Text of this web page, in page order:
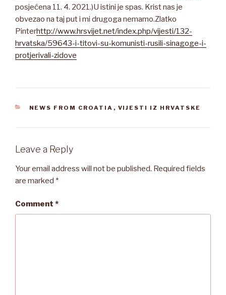
posjećena 11. 4. 2021.)U istini je spas. Krist nas je
obvezao na taj put i mi drugoga nemamo.Zlatko
Pinterhttp://www.hrsvijet.net/index.php/vijesti/132-
hrvatska/59643-i-titovi-su-komunisti-rusili-sinagoge-i-
protjerivali-zidove
CATEGORIES
NEWS FROM CROATIA , VIJESTI IZ HRVATSKE
Leave a Reply
Your email address will not be published. Required fields
are marked *
Comment *